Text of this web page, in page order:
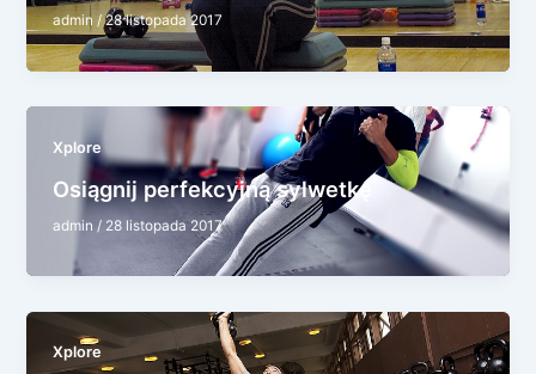
admin/28 listopada 2017
Xplore
Osiągnij perfekcyjną sylwetkę
admin / 28 listopada 2017
Xplore